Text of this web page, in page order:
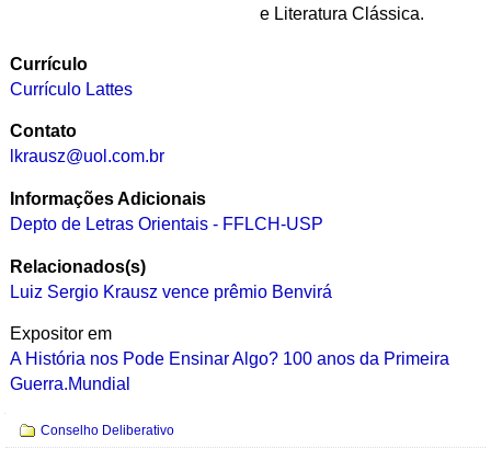
e Literatura Clássica.
Currículo
Currículo Lattes
Contato
lkrausz@uol.com.br
Informações Adicionais
Depto de Letras Orientais - FFLCH-USP
Relacionados(s)
Luiz Sergio Krausz vence prêmio Benvirá
Expositor em
A História nos Pode Ensinar Algo? 100 anos da Primeira
Guerra.Mundial
Navegação
Conselho Deliberativo